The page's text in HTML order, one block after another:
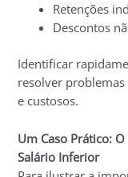
Retenções
Descontos
Identificar
resolver
e custosos.
Um Caso Prático:
Salário Inferior